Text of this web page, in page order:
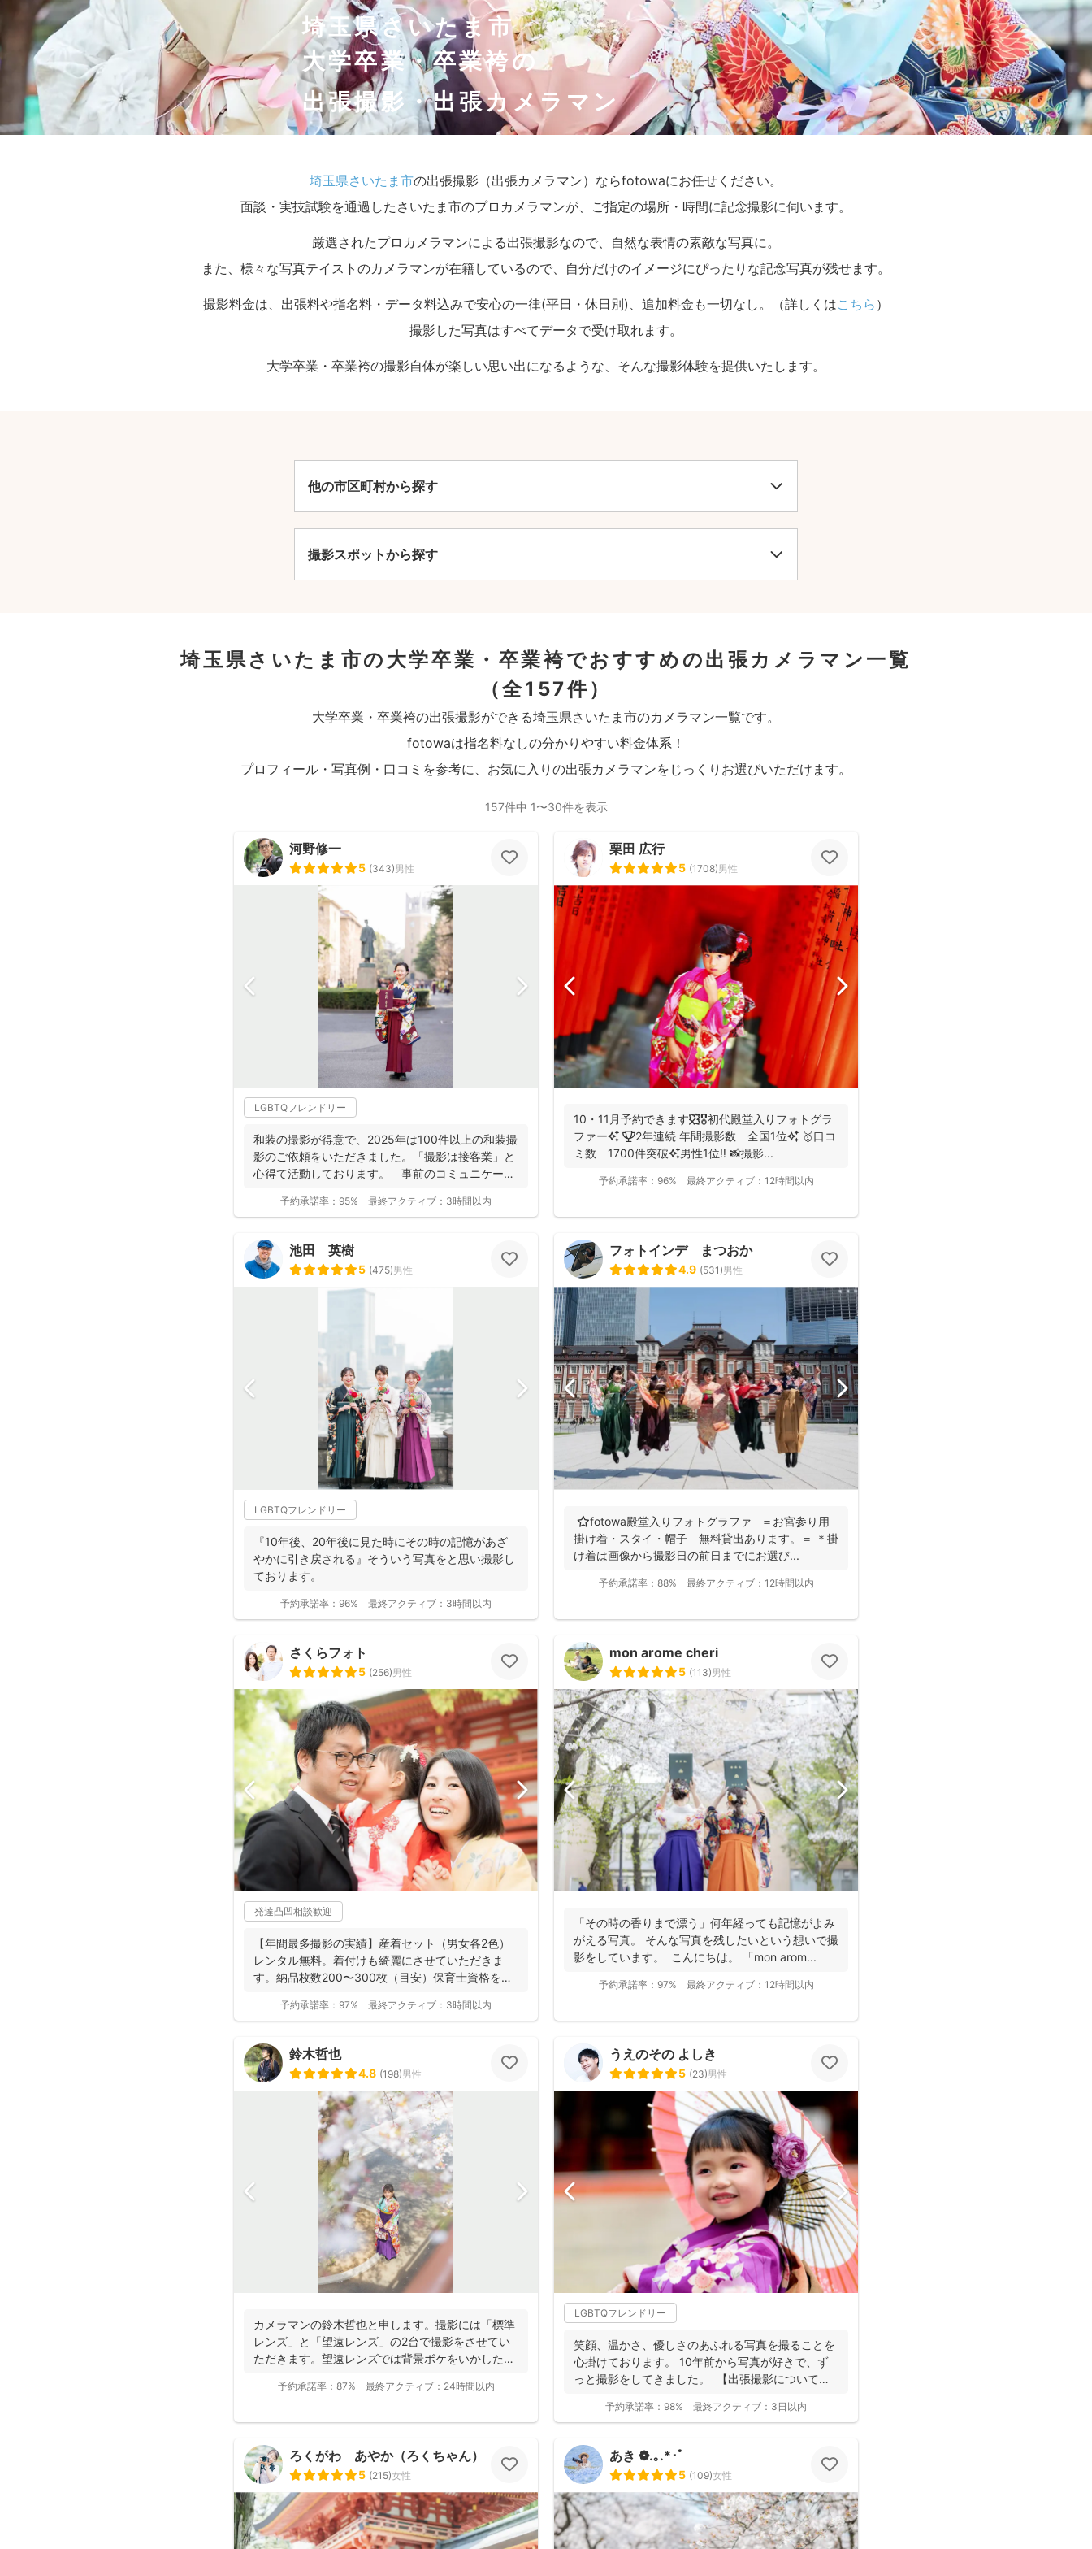
埼玉県さいたま市
大学卒業・卒業袴の
出張撮影・出張カメラマン
埼玉県さいたま市の出張撮影（出張カメラマン）ならfotowaにお任せください。
面談・実技試験を通過したさいたま市のプロカメラマンが、ご指定の場所・時間に記念撮影に伺います。
厳選されたプロカメラマンによる出張撮影なので、自然な表情の素敵な写真に。
また、様々な写真テイストのカメラマンが在籍しているので、自分だけのイメージにぴったりな記念写真が残せます。
撮影料金は、出張料や指名料・データ料込みで安心の一律(平日・休日別)、追加料金も一切なし。（詳しくはこちら ）
撮影した写真はすべてデータで受け取れます。
大学卒業・卒業袴の撮影自体が楽しい思い出になるような、そんな撮影体験を提供いたします。
他の市区町村から探す
撮影スポットから探す
埼玉県さいたま市の大学卒業・卒業袴でおすすめの出張カメラマン一覧
（全157件）
大学卒業・卒業袴の出張撮影ができる埼玉県さいたま市のカメラマン一覧です。
fotowaは指名料なしの分かりやすい料金体系！
プロフィール・写真例・口コミを参考に、お気に入りの出張カメラマンをじっくりお選びいただけます。
157件中 1〜30件を表示
河野修一
5 (343)男性
LGBTQフレンドリー
和装の撮影が得意で、2025年は100件以上の和装撮
影のご依頼をいただきました。「撮影は接客業」と
心得て活動しております。 事前のコミュニケーシ
予約承諾率： 95% 最終アクティブ： 3時間以内
栗田 広行
5 (1708)男性
10・11月予約できます🍁🎖初代殿堂入りフォトグラ
ファー✨ 🏆2年連続 年間撮影数 全国1位✨ 🥇口コ
ミ数 1700件突破✨男性1位‼️ 📸撮影...
予約承諾率： 96% 最終アクティブ： 12時間以内
池田 英樹
5 (475)男性
LGBTQフレンドリー
『10年後、20年後に見た時にその時の記憶があざ
やかに引き戻される』そういう写真をと思い撮影し
ております。
予約承諾率： 96% 最終アクティブ： 3時間以内
フォトインデ まつおか
4.9 (531)男性
⭐️fotowa殿堂入りフォトグラファ ＝お宮参り用
掛け着・スタイ・帽子 無料貸出あります。＝ ＊掛
け着は画像から撮影日の前日までにお選び...
予約承諾率： 88% 最終アクティブ： 12時間以内
さくらフォト
5 (256)男性
発達凸凹相談歓迎
【年間最多撮影の実績】産着セット（男女各2色）
レンタル無料。着付けも綺麗にさせていただきま
す。納品枚数200〜300枚（目安）保育士資格を持
予約承諾率： 97% 最終アクティブ： 3時間以内
mon arome cheri
5 (113)男性
「その時の香りまで漂う」何年経っても記憶がよみ
がえる写真。 そんな写真を残したいという想いで撮
影をしています。 こんにちは。 「mon arom...
予約承諾率： 97% 最終アクティブ： 12時間以内
鈴木哲也
4.8 (198)男性
カメラマンの鈴木哲也と申します。撮影には「標準
レンズ」と「望遠レンズ」の2台で撮影をさせてい
ただきます。望遠レンズでは背景ボケをいかしたお
予約承諾率： 87% 最終アクティブ： 24時間以内
うえのその よしき
5 (23)男性
LGBTQフレンドリー
笑顔、温かさ、優しさのあふれる写真を撮ることを
心掛けております。 10年前から写真が好きで、ず
っと撮影をしてきました。 【出張撮影について】
予約承諾率： 98% 最終アクティブ： 3日以内
ろくがわ あやか（ろくちゃん）
5 (215)女性
あき ❁.｡.*･ﾟ
5 (109)女性